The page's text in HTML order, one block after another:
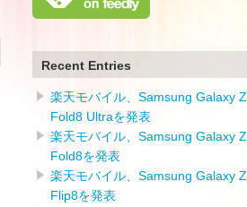
Recent Entries
楽天モバイル、Samsung Galaxy Z
Fold8 Ultraを発表
楽天モバイル、Samsung Galaxy Z
Fold8を発表
楽天モバイル、Samsung Galaxy Z
Flip8を発表